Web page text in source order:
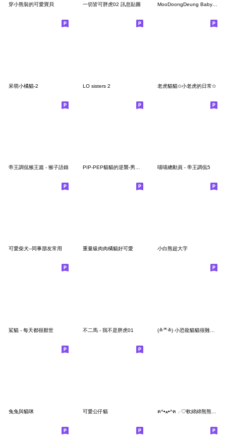
穿小熊裝的可愛寶貝 一切皆可胖虎02 訊息貼圖 MooDoongDeung Baby Pygmy hippo [TW]
呆萌小橘貓-2 LO sisters 2 老虎貓貓✩小老虎的日常✩
帝王調侃猴王篇 - 猴子語錄 喵喵總動員 - 帝王調侃5
可愛柴犬--同事朋友常用 重量級肉肉橘貓好可愛 小白熊超大字
鯊貓 - 每天都很厭世 不二馬 - 我不是胖虎01 (≚ᄌ≚) 小恐龍貓貓很難解釋
兔兔與貓咪 可愛公仔貓